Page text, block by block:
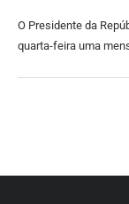
O Presidente da
quarta-feira uma